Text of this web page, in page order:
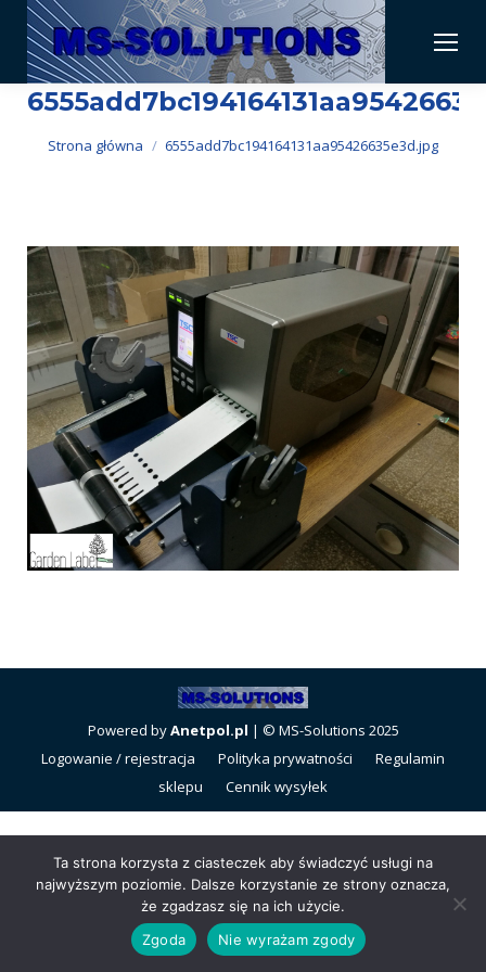
Jesteś tutaj:
Strona główna 6555add7bc194164131aa95426635e3d.jpg
Powered byAnetpol.pl | © MS-Solutions 2025
Logowanie / rejestracja
Polityka prywatności
Regulamin
sklepu
Cennik wysyłek
Ta strona korzysta z ciasteczek aby świadczyć usługi na
najwyższym poziomie. Dalsze korzystanie ze strony oznacza,
że zgadzasz się na ich użycie.
Zgoda
Nie wyrażam zgody